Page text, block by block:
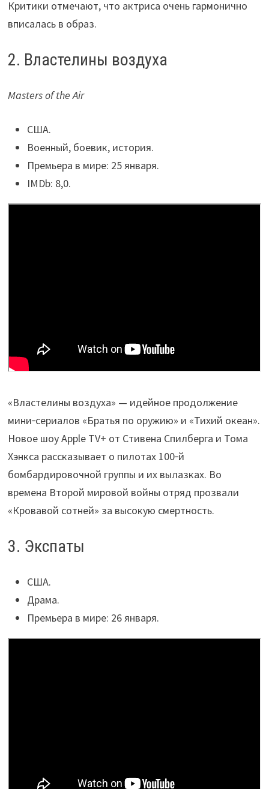
Критики отмечают, что актриса очень гармонично
вписалась в образ.
2. Властелины воздуха
Masters of the Air
США.
Военный, боевик, история.
Премьера в мире: 25 января.
IMDb: 8,0.
«Властелины воздуха» — идейное продолжение
мини‑сериалов «Братья по оружию» и «Тихий океан».
Новое шоу Apple TV+ от Стивена Спилберга и Тома
Хэнкса рассказывает о пилотах 100‑й
бомбардировочной группы и их вылазках. Во
времена Второй мировой войны отряд прозвали
«Кровавой сотней» за высокую смертность.
3. Экспаты
США.
Драма.
Премьера в мире: 26 января.